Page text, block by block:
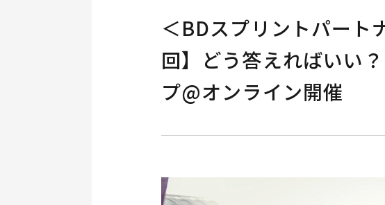
＜BDスプリントパー
回】どう答えればいい
プ@オンライン開催